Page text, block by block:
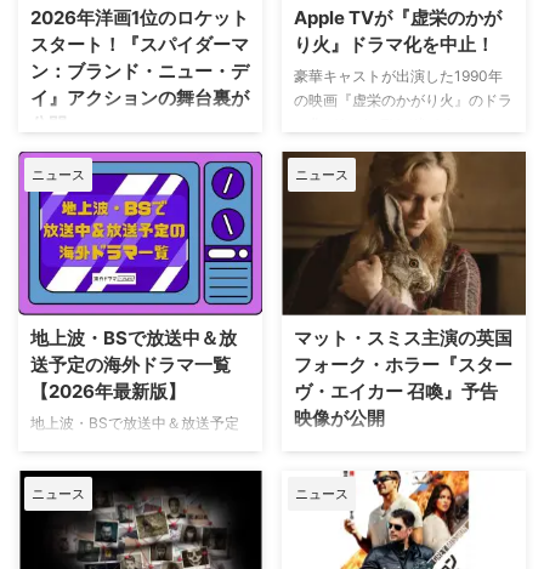
2026年洋画1位のロケット
スタート！『スパイダーマ
ン：ブランド・ニュー・デ
イ』アクションの舞台裏が
公開
トム・ホランド演じるスパイダー
マンの新たな物語を描く映画『ス
パイダーマン：ブランド・ニュ
ー・デイ』が大ヒット上映中だ。
公開初日の興行収入は5億6,000
万円を超え、2026年公開の洋画
ナンバーワンを記録。このたび、
主演のトム・ホランド自らが臨場
感あふれるアクションシーン撮影
の裏側を明かす特別映像が公開さ
れた。 世界中で大ヒットを記
録！ 映画史に残る快挙を達成 ソ
ニー・ピクチャーズ配給、トム・
ホランド演じるピーター・パーカ
ー＝スパイダーマンの新たなる物
語、『スパイダーマン：ブラン
ド・ニュー・デイ』が大ヒット …
Apple TVが『虚栄のかが
り火』ドラマ化を中止！
豪華キャストが出演した1990年
の映画『虚栄のかがり火』のドラ
たが、頓挫したことが明らかにな
った。米Deadlineが報じてい
る。 鬼門らしく一筋縄ではいか
ず 原作は、1987年に出版された
トム・ウルフのベストセラー小説
「虚栄の篝火」。1980年代のニ
ューヨークの上流社会を辛辣に風
刺した作品だ。ウォール街で台頭
したトレーダーたち、その華奢な
妻や愛人、そして富裕層が住むマ
ンハッタンと周辺の貧困な地区と
の間にくすぶる人種間の緊張を描
ニュース
地上波・BSで放送中＆放
送予定の海外ドラマ一覧
【2026年最新版】
地上波・BSで放送中＆放送予定
時更新） NHK・NHK BSで放送
中＆放送予定の海外ドラマ 海外
ドラマ『DOC（ドック） あす
へのカルテ』 NHK BSプレミアム
ニュース
マット・スミス主演の英国
フォーク・ホラー『スター
ヴ・エイカー 召喚』予告
映像が公開
英国ヨークシャー地方を舞台に、
土地の伝承と家族の崩壊を描くフ
ォーク・ホラー映画『スターヴ・
エイカー 召喚』。公開に先駆け
て、不穏な空気が漂う日本版予告
ニュース ニュース